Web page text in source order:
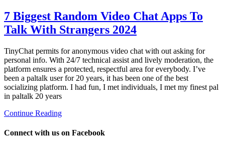
7 Biggest Random Video Chat Apps To
Talk With Strangers 2024
TinyChat permits for anonymous video chat with out asking for
personal info. With 24/7 technical assist and lively moderation, the
platform ensures a protected, respectful area for everybody. I’ve
been a paltalk user for 20 years, it has been one of the best
socializing platform. I had fun, I met individuals, I met my finest pal
in paltalk 20 years
Continue Reading
Connect with us on Facebook